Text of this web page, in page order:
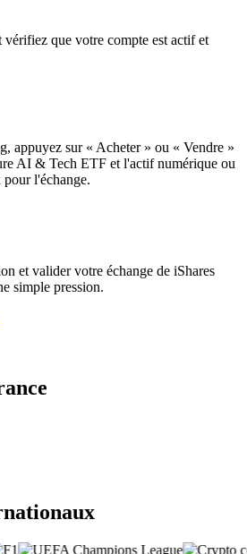
que votre compte est actif et
appuyez sur « Acheter » ou « Vendre »
AI & Tech ETF et l'actif numérique ou
l'échange.
et valider votre échange de iShares
simple pression.